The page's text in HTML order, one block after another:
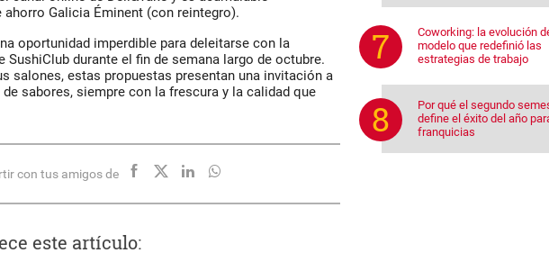
ahorro Galicia Éminent (con reintegro).
oportunidad imperdible para deleitarse con la
SushiClub durante el fin de semana largo de octubre.
salones, estas propuestas presentan una invitación a
sabores, siempre con la frescura y la calidad que
con tus amigos de
este artículo:
Coworking: la evolución
modelo que redefinió las
estrategias de trabajo
Por qué el segundo
define el éxito del año
franquicias